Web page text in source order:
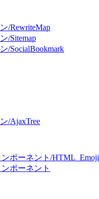
/RewriteMap
/Sitemap
/SocialBookmark
/AjaxTree
ンポーネント/HTML_Emoji
ンポーネント